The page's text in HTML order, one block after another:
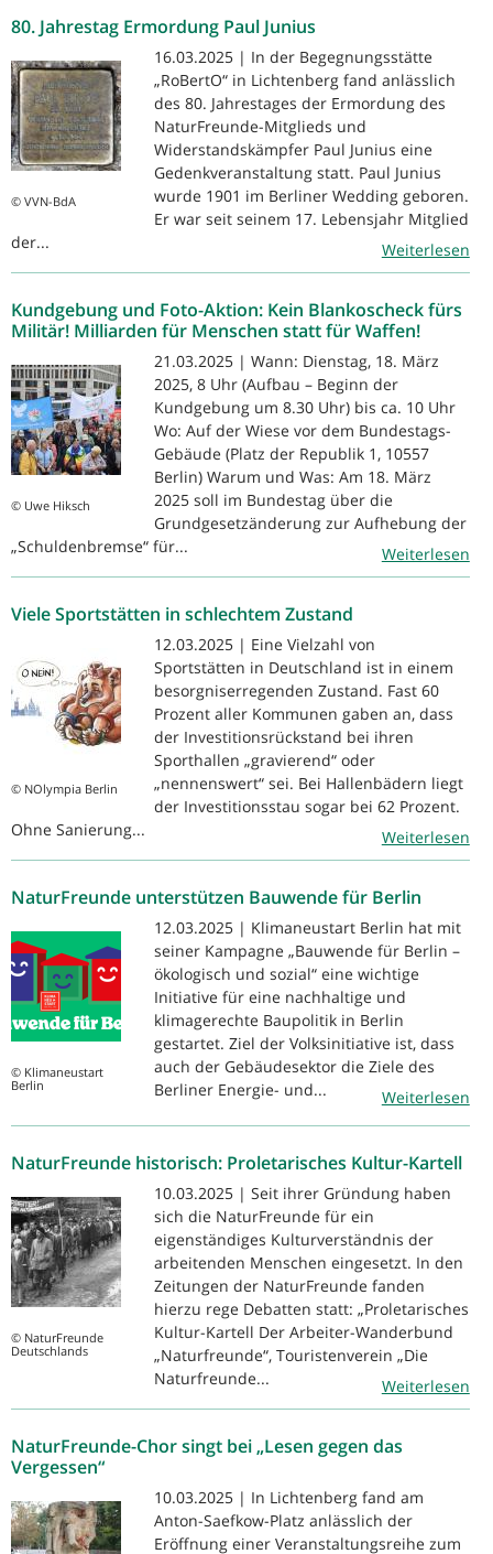
80. Jahrestag Ermordung Paul Junius
© VVN-BdA
16.03.2025 | In der Begegnungsstätte
„RoBertO“ in Lichtenberg fand anlässlich
des 80. Jahrestages der Ermordung des
NaturFreunde-Mitglieds und
Widerstandskämpfer Paul Junius eine
Gedenkveranstaltung statt. Paul Junius
wurde 1901 im Berliner Wedding geboren.
Er war seit seinem 17. Lebensjahr Mitglied
der...
Weiterlesen
Kundgebung und Foto-Aktion: Kein Blankoscheck fürs
Militär! Milliarden für Menschen statt für Waffen!
© Uwe Hiksch
21.03.2025 | Wann: Dienstag, 18. März
2025, 8 Uhr (Aufbau – Beginn der
Kundgebung um 8.30 Uhr) bis ca. 10 Uhr
Wo: Auf der Wiese vor dem Bundestags-
Gebäude (Platz der Republik 1, 10557
Berlin) Warum und Was: Am 18. März
2025 soll im Bundestag über die
Grundgesetzänderung zur Aufhebung der
„Schuldenbremse“ für...
Weiterlesen
Viele Sportstätten in schlechtem Zustand
© NOlympia Berlin
12.03.2025 | Eine Vielzahl von
Sportstätten in Deutschland ist in einem
besorgniserregenden Zustand. Fast 60
Prozent aller Kommunen gaben an, dass
der Investitionsrückstand bei ihren
Sporthallen „gravierend“ oder
„nennenswert“ sei. Bei Hallenbädern liegt
der Investitionsstau sogar bei 62 Prozent.
Ohne Sanierung...
Weiterlesen
NaturFreunde unterstützen Bauwende für Berlin
© Klimaneustart
Berlin
12.03.2025 | Klimaneustart Berlin hat mit
seiner Kampagne „Bauwende für Berlin –
ökologisch und sozial“ eine wichtige
Initiative für eine nachhaltige und
klimagerechte Baupolitik in Berlin
gestartet. Ziel der Volksinitiative ist, dass
auch der Gebäudesektor die Ziele des
Berliner Energie- und...
Weiterlesen
NaturFreunde historisch: Proletarisches Kultur-Kartell
© NaturFreunde
Deutschlands
10.03.2025 | Seit ihrer Gründung haben
sich die NaturFreunde für ein
eigenständiges Kulturverständnis der
arbeitenden Menschen eingesetzt. In den
Zeitungen der NaturFreunde fanden
hierzu rege Debatten statt: „Proletarisches
Kultur-Kartell Der Arbeiter-Wanderbund
„Naturfreunde“, Touristenverein „Die
Naturfreunde...
Weiterlesen
NaturFreunde-Chor singt bei „Lesen gegen das
Vergessen“
10.03.2025 | In Lichtenberg fand am
Anton-Saefkow-Platz anlässlich der
Eröffnung einer Veranstaltungsreihe zum